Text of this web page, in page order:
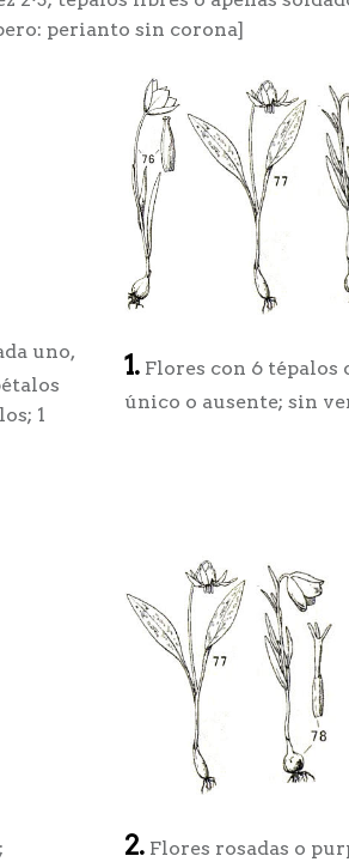
perianto sin corona]
uno,
1
1. Flores con 6
único o ausente; sin
2. Flores rosadas o